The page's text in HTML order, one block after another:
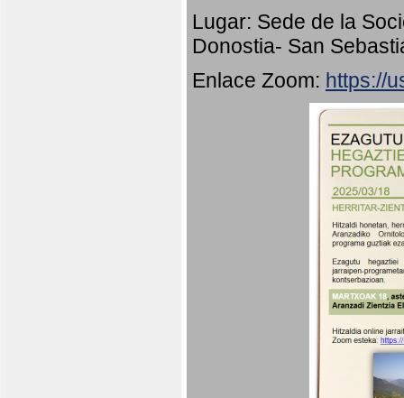
Lugar: Sede de la
Donostia- San
Enlace Zoom: https://